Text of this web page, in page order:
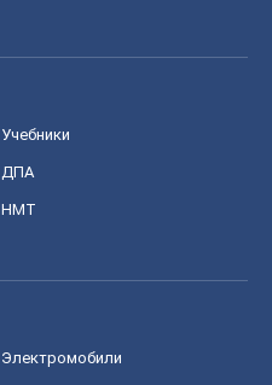
Учебники
ДПА
НМТ
Электромобили